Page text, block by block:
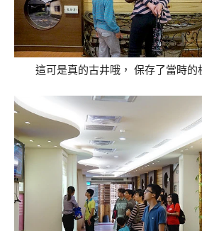
這可是真的古井哦， 保存了當時的